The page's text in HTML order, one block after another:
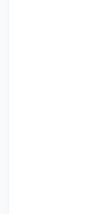
کمپانی اروپایی
رو در صرف
در هزینه و زمان